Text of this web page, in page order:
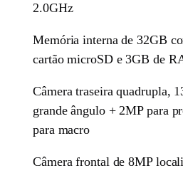
2.0GHz
Memória interna de 32GB
cartão microSD e 3GB de
Câmera traseira quadrupla,
grande ângulo + 2MP para
para macro
Câmera frontal de 8MP